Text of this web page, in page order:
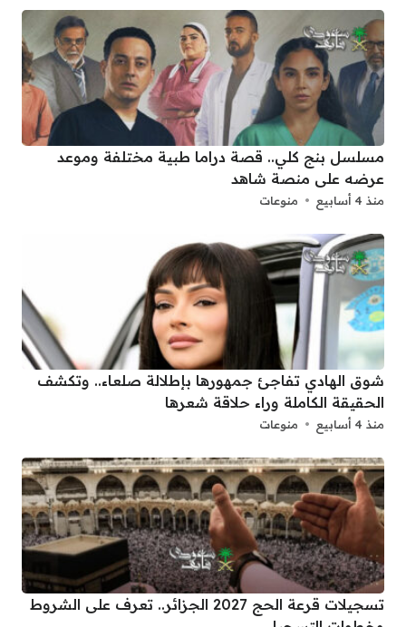
مسلسل بنج كلي.. قصة دراما طبية مختلفة وموعد
عرضه على منصة شاهد
منذ 4 أسابيع منوعات
شوق الهادي تفاجئ جمهورها بإطلالة صلعاء.. وتكشف
الحقيقة الكاملة وراء حلاقة شعرها
منذ 4 أسابيع منوعات
تسجيلات قرعة الحج 2027 الجزائر.. تعرف على الشروط